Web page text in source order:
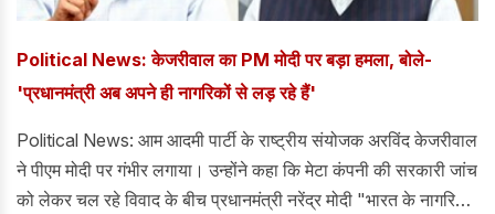
Political News: केजरीवाल का PM मोदी पर बड़ा हमला, बोले-
'प्रधानमंत्री अब अपने ही नागरिकों से लड़ रहे हैं'
Political News: आम आदमी पार्टी के राष्ट्रीय संयोजक अरविंद केजरीवाल
ने पीएम मोदी पर गंभीर लगाया। उन्होंने कहा कि मेटा कंपनी की सरकारी जांच
को लेकर चल रहे विवाद के बीच प्रधानमंत्री नरेंद्र मोदी "भारत के नागरिकों